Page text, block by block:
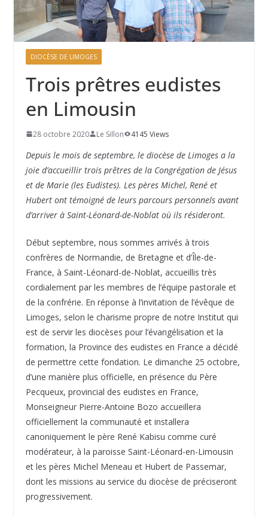
DIOCÈSE DE LIMOGES
Trois prêtres eudistes
en Limousin
28 octobre 2020 Le Sillon 4145 Views
Depuis le mois de septembre, le diocèse de Limoges a la
joie d’accueillir trois prêtres de la Congrégation de Jésus
et de Marie (les Eudistes). Les pères Michel, René et
Hubert ont témoigné de leurs parcours personnels avant
d’arriver à Saint-Léonard-de-Noblat où ils résideront.
Début septembre, nous sommes arrivés à trois
confrères de Normandie, de Bretagne et d’Île-de-
France, à Saint-Léonard-de-Noblat, accueillis très
cordialement par les membres de l’équipe pastorale et
de la confrérie. En réponse à l’invitation de l’évêque de
Limoges, selon le charisme propre de notre Institut qui
est de servir les diocèses pour l’évangélisation et la
formation, la Province des eudistes en France a décidé
de permettre cette fondation. Le dimanche 25 octobre,
d’une manière plus officielle, en présence du Père
Pecqueux, provincial des eudistes en France,
Monseigneur Pierre-Antoine Bozo accueillera
officiellement la communauté et installera
canoniquement le père René Kabisu comme curé
modérateur, à la paroisse Saint-Léonard-en-Limousin
et les pères Michel Meneau et Hubert de Passemar,
dont les missions au service du diocèse de préciseront
progressivement.